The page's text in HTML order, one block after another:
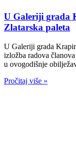
U Galeriji grada
Zlatarska paleta
U Galeriji grada
izložba radova
u ovogodišnje
Pročitaj više »